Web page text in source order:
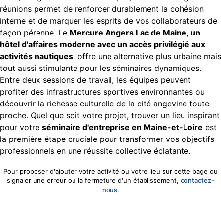
réunions permet de renforcer durablement la cohésion
interne et de marquer les esprits de vos collaborateurs de
façon pérenne. Le Mercure Angers Lac de Maine, un
hôtel d'affaires moderne avec un accès privilégié aux
activités nautiques, offre une alternative plus urbaine mais
tout aussi stimulante pour les séminaires dynamiques.
Entre deux sessions de travail, les équipes peuvent
profiter des infrastructures sportives environnantes ou
découvrir la richesse culturelle de la cité angevine toute
proche. Quel que soit votre projet, trouver un lieu inspirant
pour votre séminaire d'entreprise en Maine-et-Loire est
la première étape cruciale pour transformer vos objectifs
professionnels en une réussite collective éclatante.
Pour proposer d'ajouter votre activité ou votre lieu sur cette page ou
signaler une erreur ou la fermeture d'un établissement, contactez-
nous.